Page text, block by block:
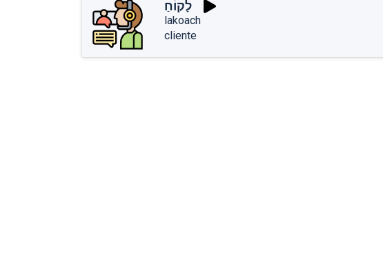
לָקוֹחַ
lakoach
cliente